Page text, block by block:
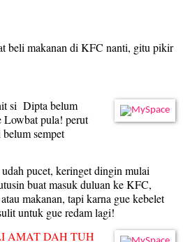
beli makanan di KFC nanti, gitu pikir
si Dipta belum
Lowbat pula! perut
sempet
pucet, keringet dingin mulai
buat masuk duluan ke KFC,
makanan, tapi karna gue kebelet
untuk gue redam lagi!
AMAT DAH TUH